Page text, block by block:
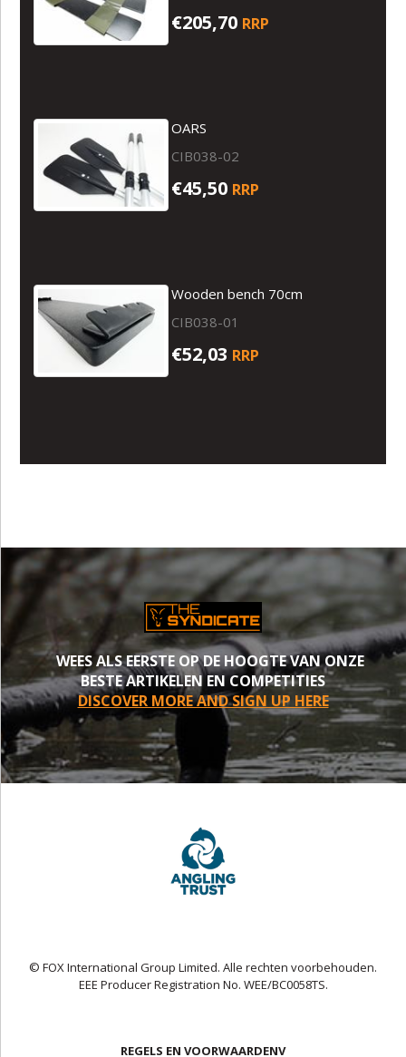
€205,70 RRP
OARS
CIB038-02
€45,50 RRP
Wooden bench 70cm
CIB038-01
€52,03 RRP
WEES ALS EERSTE OP DE HOOGTE VAN ONZE
BESTE ARTIKELEN EN COMPETITIES
DISCOVER MORE AND SIGN UP HERE
© FOX International Group Limited. Alle rechten voorbehouden.
EEE Producer Registration No. WEE/BC0058TS.
REGELS EN VOORWAARDENV